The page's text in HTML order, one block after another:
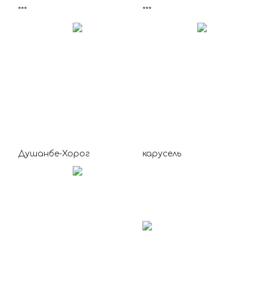
*** ***
Душанбе-Хорог карусель